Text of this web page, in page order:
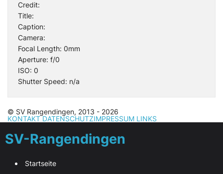
Credit:
Title:
Caption:
Camera:
Focal Length: 0mm
Aperture: f/0
ISO: 0
Shutter Speed: n/a
© SV Rangendingen, 2013 - 2026
KONTAKT DATENSCHUTZIMPRESSUM LINKS
SV-Rangendingen
Startseite